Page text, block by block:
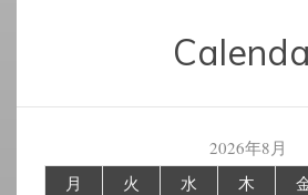
2026年8月
月 火 水 木